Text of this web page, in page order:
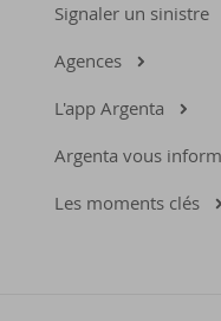
Signaler un sinistre
Agences
L'app Argenta
Argenta vous
Les moments clés